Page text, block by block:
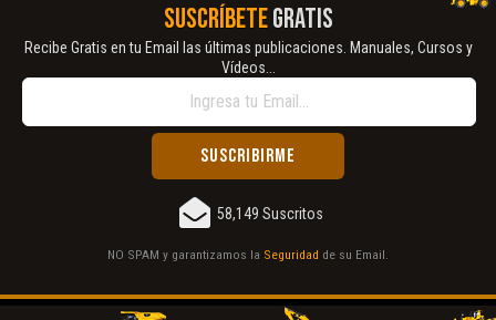
SUSCRÍBETEGRATIS
Recibe Gratis en tu Email las últimas publicaciones. Manuales, Cursos y
Vídeos...
58,149 Suscritos
NO SPAM y garantizamos la Seguridad de su Email.